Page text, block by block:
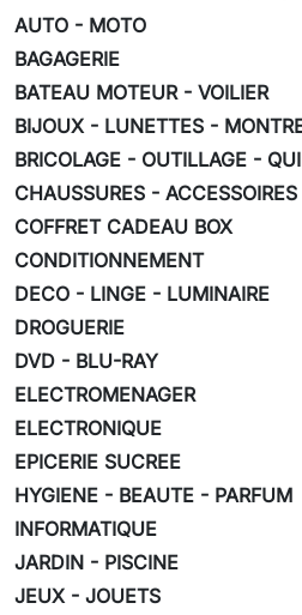
AUTO - MOTO
BAGAGERIE
BATEAU MOTEUR - VOILIER
BIJOUX - LUNETTES -
BRICOLAGE - OUTILLAGE -
CHAUSSURES - ACCESSOIRES
COFFRET CADEAU BOX
CONDITIONNEMENT
DECO - LINGE - LUMINAIRE
DROGUERIE
DVD - BLU-RAY
ELECTROMENAGER
ELECTRONIQUE
EPICERIE SUCREE
HYGIENE - BEAUTE - PARFUM
INFORMATIQUE
JARDIN - PISCINE
JEUX - JOUETS